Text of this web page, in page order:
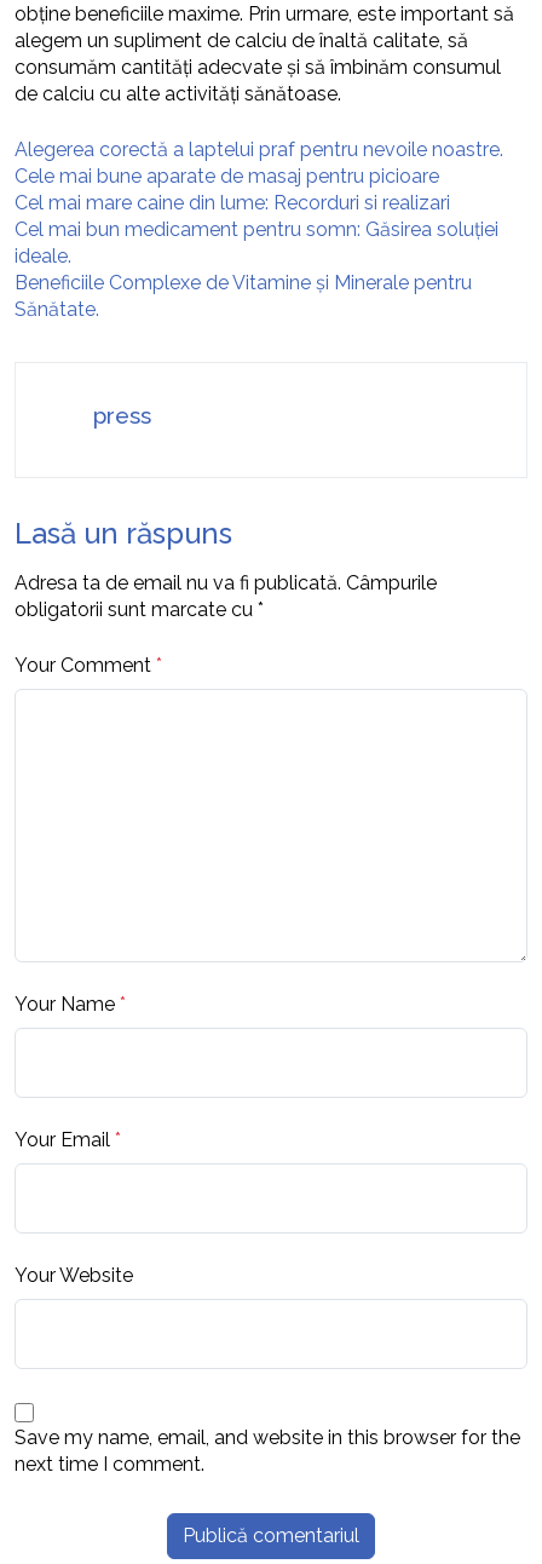
obține beneficiile maxime. Prin urmare, este important să
alegem un supliment de calciu de înaltă calitate, să
consumăm cantități adecvate și să îmbinăm consumul
de calciu cu alte activități sănătoase.
Alegerea corectă a laptelui praf pentru nevoile noastre.
Cele mai bune aparate de masaj pentru picioare
Cel mai mare caine din lume: Recorduri si realizari
Cel mai bun medicament pentru somn: Găsirea soluției
ideale.
Beneficiile Complexe de Vitamine și Minerale pentru
Sănătate.
press
Lasă un răspuns
Adresa ta de email nu va fi publicată. Câmpurile
obligatorii sunt marcate cu *
Your Comment *
Your Name *
Your Email *
Your Website
Save my name, email, and website in this browser for the
next time I comment.